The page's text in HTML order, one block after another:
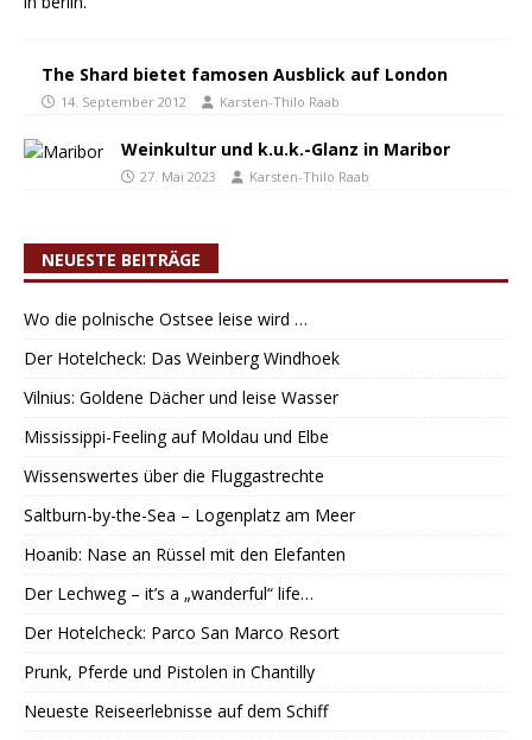
The Shard bietet famosen Ausblick auf London
14. September 2012 Karsten-Thilo Raab
Weinkultur und k.u.k.-Glanz in Maribor
27. Mai 2023 Karsten-Thilo Raab
NEUESTE BEITRÄGE
Wo die polnische Ostsee leise wird …
Der Hotelcheck: Das Weinberg Windhoek
Vilnius: Goldene Dächer und leise Wasser
Mississippi-Feeling auf Moldau und Elbe
Wissenswertes über die Fluggastrechte
Saltburn-by-the-Sea – Logenplatz am Meer
Hoanib: Nase an Rüssel mit den Elefanten
Der Lechweg – it’s a „wanderful“ life…
Der Hotelcheck: Parco San Marco Resort
Prunk, Pferde und Pistolen in Chantilly
Neueste Reiseerlebnisse auf dem Schiff